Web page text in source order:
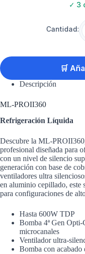
✓ 3
Cantidad:
🛒
Descripción
ML-PROII360
Refrigeración Líquida
Descubre la ML-
profesional diseñada para
con un nivel de silencio
generación con base de
ventiladores ultra
en aluminio cepillado, este
para configuraciones de
Hasta 600W TDP
Bomba 4ª Gen Opti-
microcanales
Ventilador ultra-
Bomba con